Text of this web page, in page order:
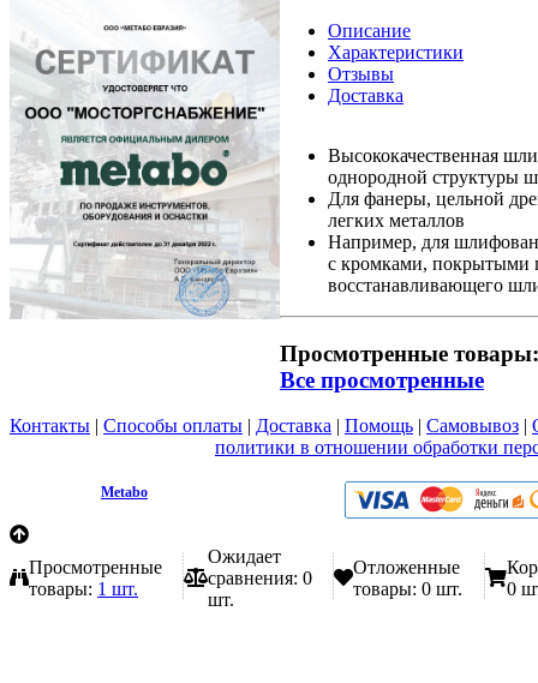
Описание
Характеристики
Отзывы
Доставка
Высококачественная
однородной структуры
Для фанеры, цельной
легких металлов
Например, для
с кромками, покрытыми
восстанавливающего
Просмотренные товары:
Все просмотренные
Контакты | Способы оплаты | Доставка | Помощь | Самовывоз |
политики в отношении обработки
Metabo
Просмотренные
товары: 1 шт.
Ожидает
сравнения: 0
шт.
Отложенные
товары: 0 шт.
0